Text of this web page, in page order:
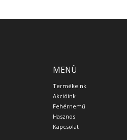
MENÜ
Termékeink
Akcióink
Fehérnemű
Hasznos
Kapcsolat